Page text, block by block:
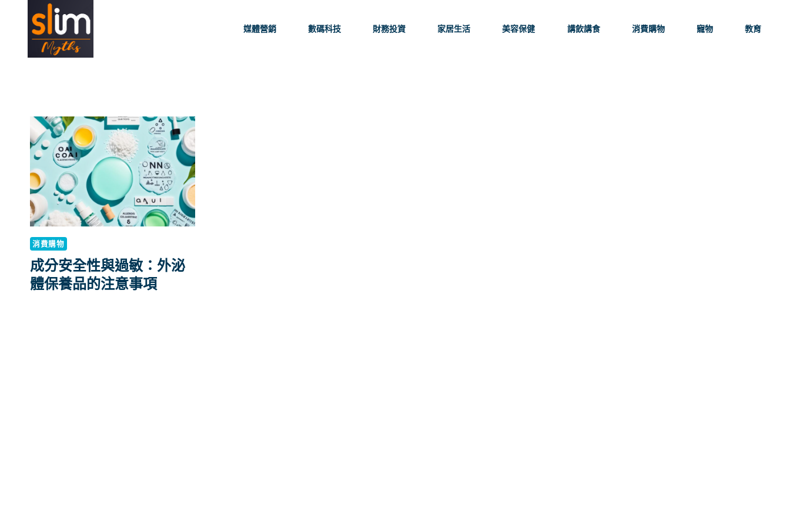
content
媒體營銷 數碼科技 財務投資 家居生活 美容保健 講飲講食 消費購物 寵物 教育
消費購物
成分安全性與過敏：外泌
體保養品的注意事項